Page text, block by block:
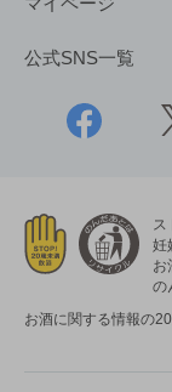
公式SNS一覧
ス
妊
お
の
お酒に関する情報の